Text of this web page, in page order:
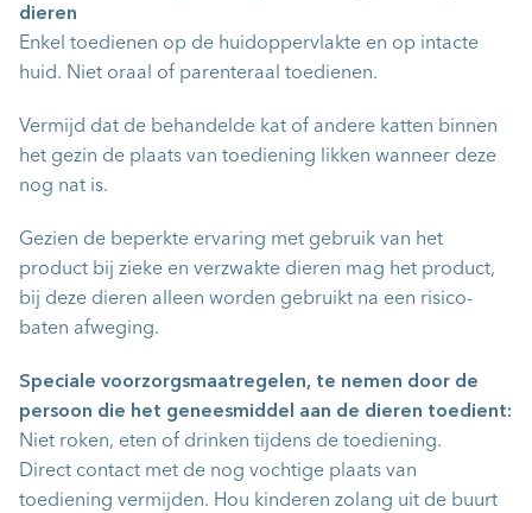
dieren
Enkel toedienen op de huidoppervlakte en op intacte
huid. Niet oraal of parenteraal toedienen.
Vermijd dat de behandelde kat of andere katten binnen
het gezin de plaats van toediening likken wanneer deze
nog nat is.
Gezien de beperkte ervaring met gebruik van het
product bij zieke en verzwakte dieren mag het product,
bij deze dieren alleen worden gebruikt na een risico-
baten afweging.
Speciale voorzorgsmaatregelen, te nemen door de
persoon die het geneesmiddel aan de dieren toedient:
Niet roken, eten of drinken tijdens de toediening.
Direct contact met de nog vochtige plaats van
toediening vermijden. Hou kinderen zolang uit de buurt